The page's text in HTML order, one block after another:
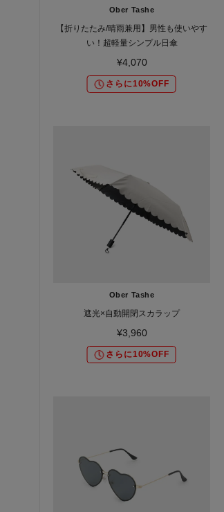
Ober Tashe
【折りたたみ/晴雨兼用】男性も使いやす
い！超軽量シンプル日傘
¥4,070
さらに10%OFF
Ober Tashe
遮光×自動開閉スカラップ
¥3,960
さらに10%OFF